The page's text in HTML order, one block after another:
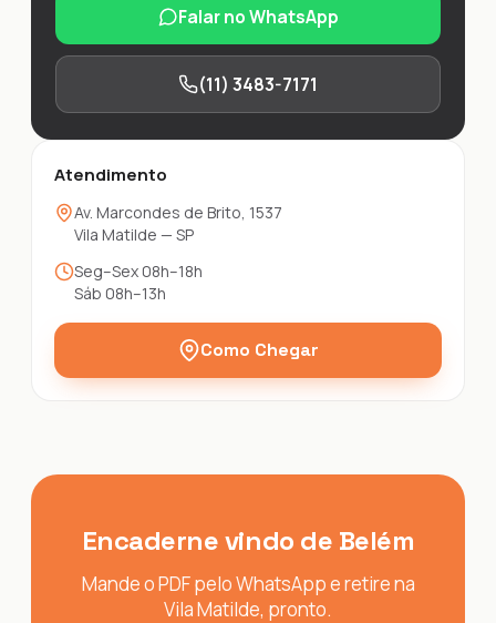
Falar no WhatsApp
(11) 3483-7171
Atendimento
Av. Marcondes de Brito, 1537
Vila Matilde — SP
Seg–Sex 08h–18h
Sáb 08h–13h
Como Chegar
Encaderne vindo de Belém
Mande o PDF pelo WhatsApp e retire na
Vila Matilde, pronto.